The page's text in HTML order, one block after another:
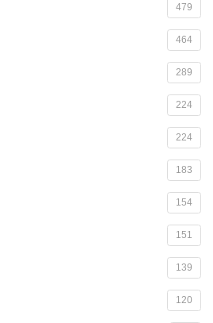
479
464
289
224
224
183
154
151
139
120